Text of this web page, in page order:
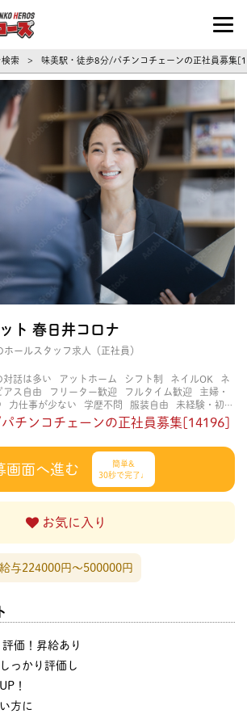
パチンコ求人・転職ならパチンコヒーロ
検索 > 味美駅・徒歩8分/パチンコチェーンの正社員募集
ト 春日井コロナ
ールスタッフ求人（正社員）
対話は多い アットホーム シフト制 ネイルOK
ネ
アス自由 フリーター歓迎 フルタイム歓迎
主婦・
力仕事が少ない 学歴不問 服装自由
未経験・初心
きっちり 知識・経験不要 研修あり
経験者・有資
かな職場 金髪OK 長く働ける 長期歓迎
髪型自由
チンコチェーンの正社員募集[14196]
画面へ進む
簡単&
30秒で完了♩
お気に入り
給与224000円〜500000円
価！昇給あり
っかり評価し
！
方に